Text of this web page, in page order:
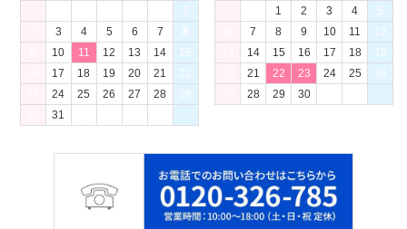
1
3 4 5 6 7
8
10 11 12 13 14
15
17 18 19 20 21
22
24 25 26 27 28
29
31
1
2 3 4
5
7 8 9 10 11
12
14 15 16 17 18
19
21 22 23 24 25
26
28 29 30